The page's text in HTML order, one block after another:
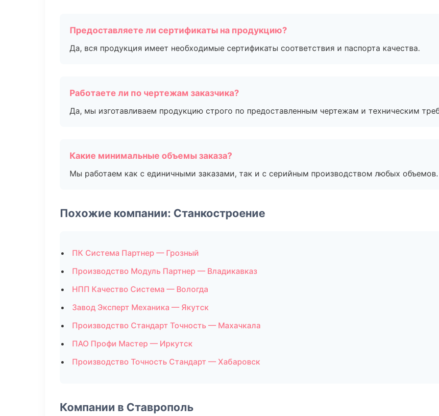
Предоставляете ли сертификаты на продукцию?
Да, вся продукция имеет необходимые сертификаты соответствия и паспорта качества.
Работаете ли по чертежам заказчика?
Да, мы изготавливаем продукцию строго по предоставленным чертежам и техническим
Какие минимальные объемы заказа?
Мы работаем как с единичными заказами, так и с серийным производством любых объемов.
Похожие компании: Станкостроение
ПК Система Партнер — Грозный
Производство Модуль Партнер — Владикавказ
НПП Качество Система — Вологда
Завод Эксперт Механика — Якутск
Производство Стандарт Точность — Махачкала
ПАО Профи Мастер — Иркутск
Производство Точность Стандарт — Хабаровск
Компании в Ставрополь